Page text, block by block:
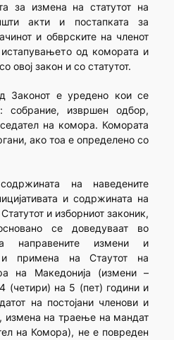
за измена на статутот на
акти и постапката за
и обврските на членот
од комората и
овој закон и со статутот.
Законот е уредено кои се
собрание, извршен одбор,
на комора. Комората
ако тоа е определено со
на наведените
и содржината на
и изборниот законик,
се доведуваат во
направените измени и
примена на Стаутот на
на Македонија (измени –
(четири) на 5 (пет) години и
на постојани членови и
измена на траење на мандат
на Комора), не е повреден